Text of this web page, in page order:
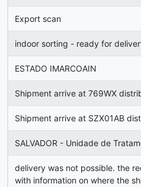
Export scan
indoor sorting - ready for
ESTADO IMARCOAIN
Shipment arrive at 769WX
Shipment arrive at SZX01AB
SALVADOR - Unidade de
delivery was not possible. the
with information on where the